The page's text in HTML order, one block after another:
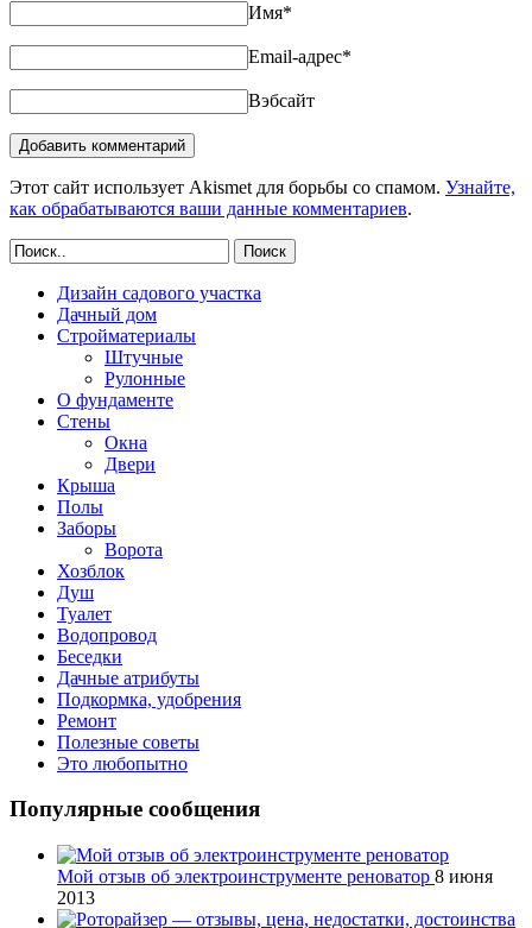
Имя*
Email-адрес*
Вэбсайт
Этот сайт использует Akismet для борьбы со спамом. Узнайте,
как обрабатываются ваши данные комментариев.
Поиск
Дизайн садового участка
Дачный дом
Стройматериалы
Штучные
Рулонные
О фундаменте
Стены
Окна
Двери
Крыша
Полы
Заборы
Ворота
Хозблок
Душ
Туалет
Водопровод
Беседки
Дачные атрибуты
Подкормка, удобрения
Ремонт
Полезные советы
Это любопытно
Популярные сообщения
Мой отзыв об электроинструменте реноватор 8 июня
2013